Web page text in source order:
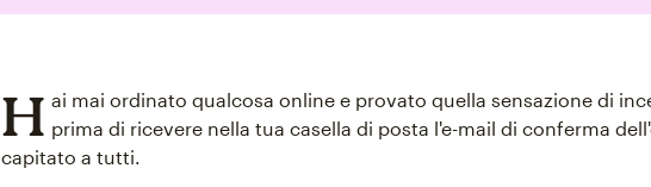
H ai mai ordinato qualcosa online e provato quella sensazione di
prima di ricevere nella tua casella di posta l'e-mail di conferma
capitato a tutti.